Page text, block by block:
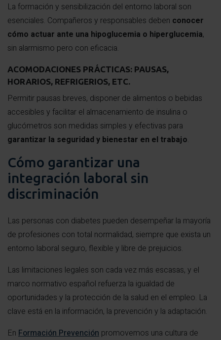
La formación y sensibilización del entorno laboral son
esenciales. Compañeros y responsables deben conocer
cómo actuar ante una hipoglucemia o hiperglucemia,
sin alarmismo pero con eficacia.
ACOMODACIONES PRÁCTICAS: PAUSAS,
HORARIOS, REFRIGERIOS, ETC.
Permitir pausas breves, disponer de alimentos o bebidas
accesibles y facilitar el almacenamiento de insulina o
glucómetros son medidas simples y efectivas para
garantizar la seguridad y bienestar en el trabajo.
Cómo garantizar una
integración laboral sin
discriminación
Las personas con diabetes pueden desempeñar la mayoría
de profesiones con total normalidad, siempre que exista un
entorno laboral seguro, flexible y libre de prejuicios.
Las limitaciones legales son cada vez más escasas, y el
marco normativo español refuerza la igualdad de
oportunidades y la protección de la salud en el empleo. La
clave está en la información, la prevención y la adaptación.
En Formación Prevención promovemos una cultura de